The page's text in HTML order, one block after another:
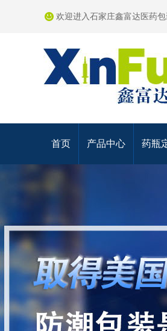
欢迎进入石家庄鑫富达医药包
首页 产品中心 药瓶